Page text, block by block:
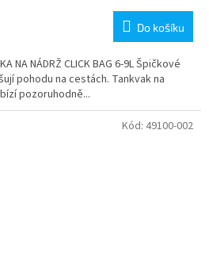
Do košíku
NA NÁDRŽ CLICK BAG 6-9L Špičkové
pohodu na cestách. Tankvak na
pozoruhodně...
Kód: 49100-002